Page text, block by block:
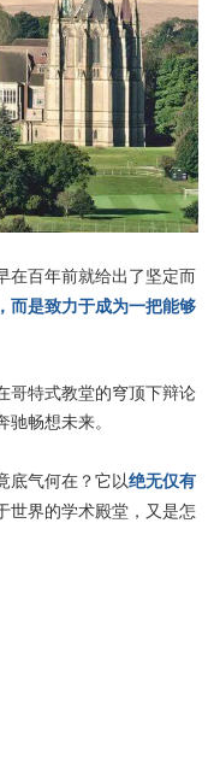
在百年前就给出了坚定而
而是致力于成为一把能够
哥特式教堂的穹顶下辩论
畅想未来。
底气何在？它以绝无仅有
世界的学术殿堂，又是怎